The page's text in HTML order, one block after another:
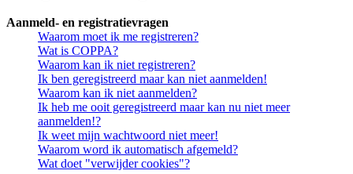
Aanmeld- en registratievragen
Waarom moet ik me registreren?
Wat is COPPA?
Waarom kan ik niet registreren?
Ik ben geregistreerd maar kan niet aanmelden!
Waarom kan ik niet aanmelden?
Ik heb me ooit geregistreerd maar kan nu niet meer
aanmelden!?
Ik weet mijn wachtwoord niet meer!
Waarom word ik automatisch afgemeld?
Wat doet "verwijder cookies"?